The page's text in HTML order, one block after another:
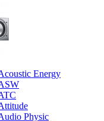
Energy
Physic